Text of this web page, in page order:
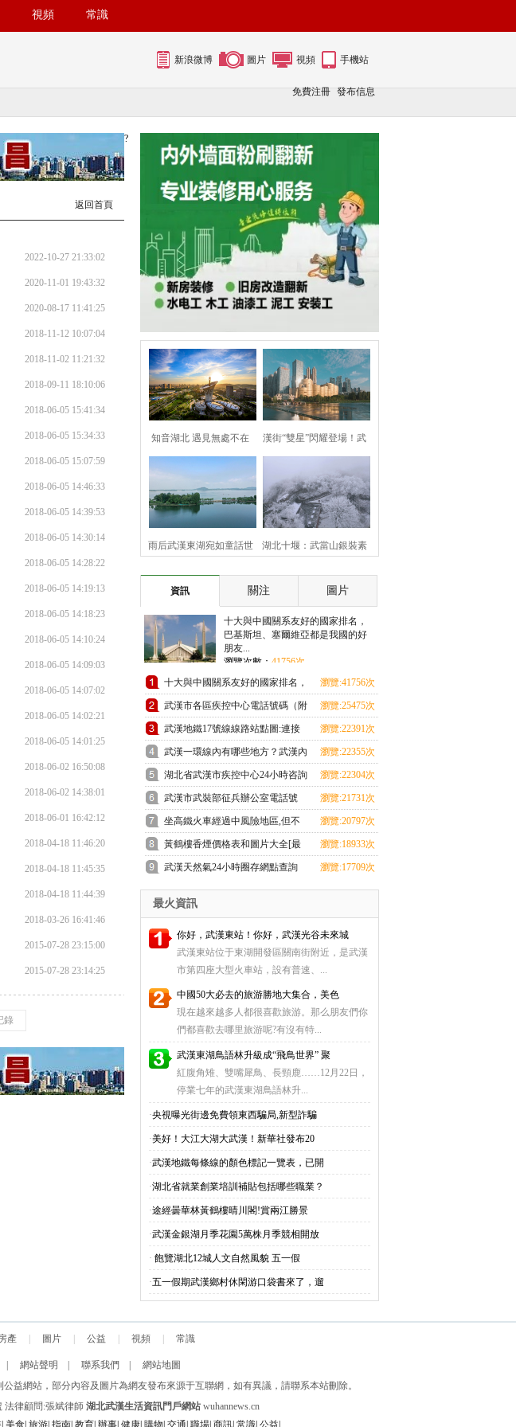
視頻 常識
新浪微博 圖片 視頻 手機站
免費注冊 發布信息
返回首頁
2022-10-27 21:33:02
2020-11-01 19:43:32
2020-08-17 11:41:25
2018-11-12 10:07:04
2018-11-02 11:21:32
2018-09-11 18:10:06
2018-06-05 15:41:34
2018-06-05 15:34:33
2018-06-05 15:07:59
2018-06-05 14:46:33
2018-06-05 14:39:53
2018-06-05 14:30:14
2018-06-05 14:28:22
2018-06-05 14:19:13
2018-06-05 14:18:23
2018-06-05 14:10:24
2018-06-05 14:09:03
2018-06-05 14:07:02
2018-06-05 14:02:21
2018-06-05 14:01:25
2018-06-02 16:50:08
2018-06-02 14:38:01
2018-06-01 16:42:12
2018-04-18 11:46:20
2018-04-18 11:45:35
2018-04-18 11:44:39
2018-03-26 16:41:46
2015-07-28 23:15:00
2015-07-28 23:14:25
錄
?
知音湖北 遇見無處不在 漢街“雙星”閃耀登場！武
漢兩處地標煥新亮相
雨后武漢東湖宛如童話世 湖北十堰：武當山銀裝素
資訊
關注 圖片
十大與中國關系友好的國家排名，
巴基斯坦、塞爾維亞都是我國的好
朋友...
瀏覽次數： 41756次
十大與中國關系友好的國家排名，
巴基斯坦、塞爾維亞都是我國的好
朋友
瀏覽:41756次
武漢市各區疾控中心電話號碼（附
湖北17市疾控中心咨詢電話+地址
查詢+上班時間）
瀏覽:25475次
武漢地鐵17號線線路站點圖:連接
武漢三大火車站，從天河機場至黃
家湖大學城
瀏覽:22391次
武漢一環線內有哪些地方？武漢內
環線、二環線、三環線、四環線、
五環線地圖是怎么劃分的
瀏覽:22355次
湖北省武漢市疾控中心24小時咨詢
熱線，市疾控中心常用電話號碼一
覽表
瀏覽:22304次
武漢市武裝部征兵辦公室電話號
碼，武漢各區征兵咨詢電話號碼一
覽表
瀏覽:21731次
坐高鐵火車經過中風險地區,但不
下車,健康碼會變色嗎？
瀏覽:20797次
黃鶴樓香煙價格表和圖片大全[最
完整版]64種黃鶴樓香煙圖片/零售
價全指南
瀏覽:18933次
武漢天然氣24小時圈存網點查詢
（自助充值+圈存點地址）
瀏覽:17709次
最火資訊
你好，武漢東站！你好，武漢光谷未來城
武漢東站位于東湖開發區關南街附近，是武漢
市第四座大型火車站，設有普速、...
中國50大必去的旅游勝地大集合，美色
現在越來越多人都很喜歡旅游。那么朋友們你
們都喜歡去哪里旅游呢?有沒有特...
武漢東湖鳥語林升級成“飛鳥世界” 聚
紅腹角雉、雙嘴犀鳥、長頸鹿……12月22日，
停業七年的武漢東湖鳥語林升...
·央視曝光街邊免費領東西騙局,新型詐騙
·美好！大江大湖大武漢！新華社發布20
·武漢地鐵每條線的顏色標記一覽表，已開
·湖北省就業創業培訓補貼包括哪些職業？
·途經曇華林黃鶴樓晴川閣!賞兩江勝景
·武漢金銀湖月季花園5萬株月季競相開放
· 飽覽湖北12城人文自然風貌 五一假
·五一假期武漢鄉村休閑游口袋書來了，遛
產 圖片 公益 視頻 常識
網站聲明 聯系我們
網站地圖
益網站，部分內容及圖片為網友發布來源于互聯網，如有異議，請聯系本站刪除。
法律顧問:張斌律師 湖北武漢生活資訊門戶網站 wuhannews.cn
| 美食| 旅游| 指南| 教育| 辦事| 健康| 購物 交通 職場| 商訊| 常識| 公益